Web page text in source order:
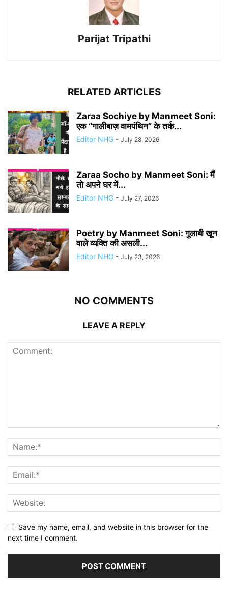
Parijat Tripathi
RELATED ARTICLES
Zaraa Sochiye by Manmeet Soni:
एक “गालीबाज़ वामपंथिन” के तर्क...
Editor NHG - July 28, 2026
Zaraa Socho by Manmeet Soni: मैं
तो अपने घर में...
Editor NHG - July 27, 2026
Poetry by Manmeet Soni: गुलाबी खून
वाले व्यक्ति की असली...
Editor NHG - July 23, 2026
NO COMMENTS
LEAVE A REPLY
Save my name, email, and website in this browser for the
next time I comment.